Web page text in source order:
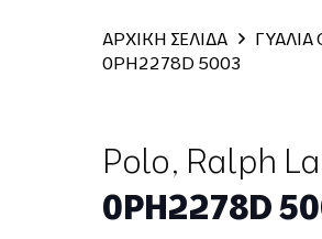
ΑΡΧΙΚΗ ΣΕΛΙΔΑ ΓΥΑΛΙΑ
0PH2278D 5003
Polo, Ralph
0PH2278D